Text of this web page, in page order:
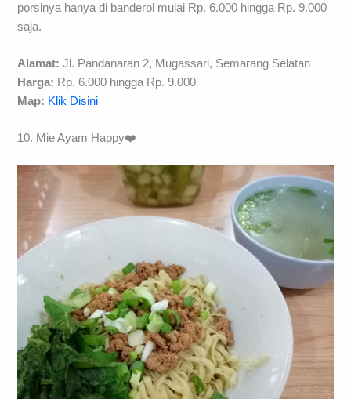
porsinya hanya di banderol mulai Rp. 6.000 hingga Rp. 9.000
saja.
Alamat: Jl. Pandanaran 2, Mugassari, Semarang Selatan
Harga: Rp. 6.000 hingga Rp. 9.000
Map: Klik Disini
10. Mie Ayam Happy❤️